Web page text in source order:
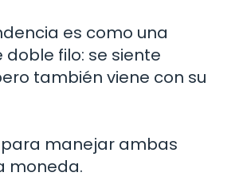
es como una
filo: se siente
también viene con su
manejar ambas
moneda.